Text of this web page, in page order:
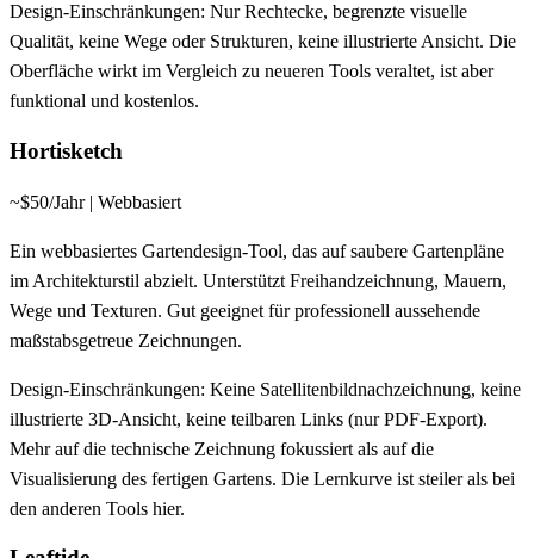
Design-Einschränkungen: Nur Rechtecke, begrenzte visuelle
Qualität, keine Wege oder Strukturen, keine illustrierte Ansicht. Die
Oberfläche wirkt im Vergleich zu neueren Tools veraltet, ist aber
funktional und kostenlos.
Hortisketch
~$50/Jahr | Webbasiert
Ein webbasiertes Gartendesign-Tool, das auf saubere Gartenpläne
im Architekturstil abzielt. Unterstützt Freihandzeichnung, Mauern,
Wege und Texturen. Gut geeignet für professionell aussehende
maßstabsgetreue Zeichnungen.
Design-Einschränkungen: Keine Satellitenbildnachzeichnung, keine
illustrierte 3D-Ansicht, keine teilbaren Links (nur PDF-Export).
Mehr auf die technische Zeichnung fokussiert als auf die
Visualisierung des fertigen Gartens. Die Lernkurve ist steiler als bei
den anderen Tools hier.